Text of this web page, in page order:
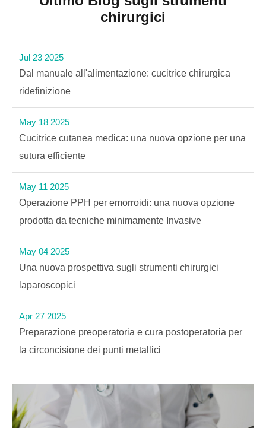
chirurgici
Jul 23 2025
Dal manuale all'alimentazione: cucitrice chirurgica
ridefinizione
May 18 2025
Cucitrice cutanea medica: una nuova opzione per una
sutura efficiente
May 11 2025
Operazione PPH per emorroidi: una nuova opzione
prodotta da tecniche minimamente Invasive
May 04 2025
Una nuova prospettiva sugli strumenti chirurgici
laparoscopici
Apr 27 2025
Preparazione preoperatoria e cura postoperatoria per
la circoncisione dei punti metallici